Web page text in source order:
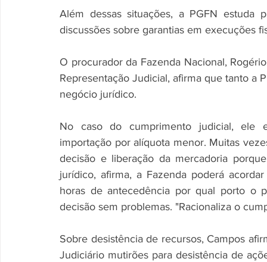
Além dessas situações, a PGFN estuda
discussões sobre garantias em execuções
O procurador da Fazenda Nacional,
Representação Judicial, afirma que tanto a
negócio jurídico.
No caso do cumprimento judicial, ele
importação por alíquota menor. Muitas
decisão e liberação da mercadoria
jurídico, afirma, a Fazenda poderá
horas de antecedência por qual porto o
decisão sem problemas. "Racionaliza o
Sobre desistência de recursos, Campos
Judiciário mutirões para desistência de